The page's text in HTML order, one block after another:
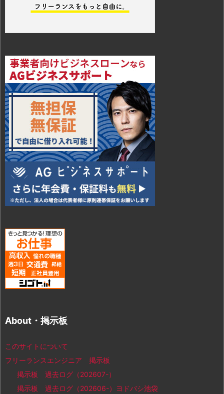
About・掲示板
このサイトについて
フリーランスエンジニア 掲示板
掲示板 過去ログ（202607-）
掲示板 過去ログ（202606-）ヨドバシ池袋